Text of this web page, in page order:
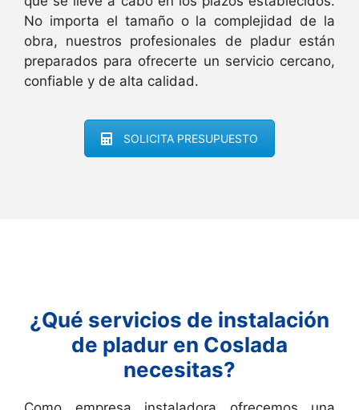
No importa el tamaño o la complejidad de la
obra, nuestros profesionales de pladur están
preparados para ofrecerte un servicio cercano,
confiable y de alta calidad.
SOLICITA PRESUPUESTO
¿Qué servicios de instalación
de pladur en Coslada
necesitas?